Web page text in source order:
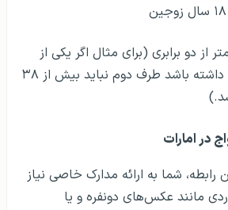
از دو برابری (برای مثال اگر یکی از
طرفین ۱۹ سال داشته باشد طرف دوم نباید بیش از ۳۸
در امارات
رابطه، شما به ارائه مدارک خاصی نیاز
مانند عکس‌های دونفره و یا